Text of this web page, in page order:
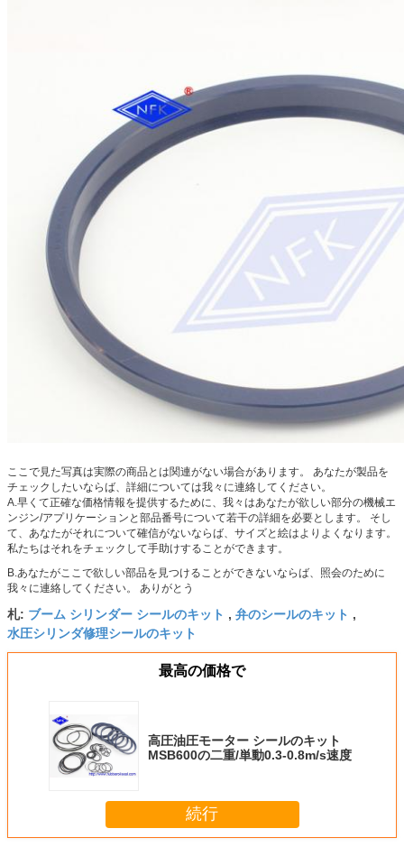
ここで見た写真は実際の商品とは関連がない場合があります。 あなたが製品を
チェックしたいならば、詳細については我々に連絡してください。
A.早くて正確な価格情報を提供するために、我々はあなたが欲しい部分の機械エ
ンジン/アプリケーションと部品番号について若干の詳細を必要とします。 そし
て、あなたがそれについて確信がないならば、サイズと絵はよりよくなります。
私たちはそれをチェックして手助けすることができます。
B.あなたがここで欲しい部品を見つけることができないならば、照会のために
我々に連絡してください。 ありがとう
札: ブーム シリンダー シールのキット , 弁のシールのキット ,
水圧シリンダ修理シールのキット
最高の価格で
高圧油圧モーター シールのキット
MSB600の二重/単動0.3-0.8m/s速度
続行